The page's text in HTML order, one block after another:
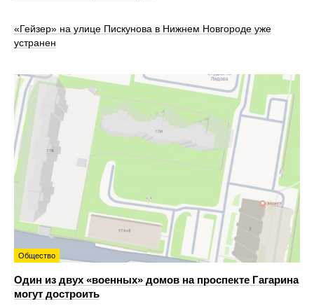
«Гейзер» на улице Пискунова в Нижнем Новгороде уже
устранен
Общество
Один из двух «военных» домов на проспекте Гагарина
могут достроить